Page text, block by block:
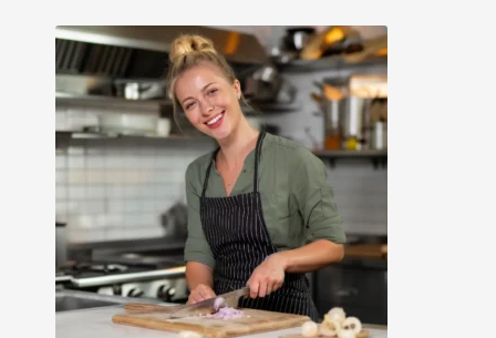
Olivia, the creative chef behind Recipes
Forge. With a passion for culinary
innovation and a love for blending